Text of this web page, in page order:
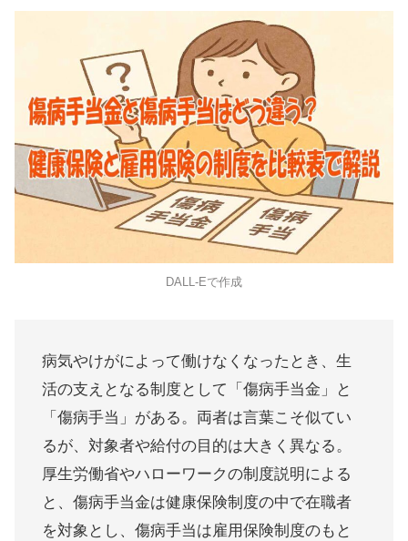
DALL-Eで作成
病気やけがによって働けなくなったとき、生
活の支えとなる制度として「傷病手当金」と
「傷病手当」がある。両者は言葉こそ似てい
るが、対象者や給付の目的は大きく異なる。
厚生労働省やハローワークの制度説明による
と、傷病手当金は健康保険制度の中で在職者
を対象とし、傷病手当は雇用保険制度のもと